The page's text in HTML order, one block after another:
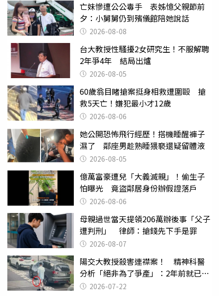
亡妹慘遭公公毒手 表姊憶父親節前
夕：小舅舅仍到殯儀館陪她說話
2026-08-08
台大教授性騷擾2女研究生！不服解聘
2年爭4年 結局出爐
2026-08-05
60歲翁目睹搶案挺身相救遭圍毆 搶
救5天亡！嫌犯最小才12歲
2026-08-06
她公開恐怖飛行經歷！搭機睡醒褲子
濕了 鄰座男趁熟睡猥褻還疑留體液
2026-08-05
億萬富豪遭兒「大義滅親」！偷生子
怕曝光 竟盜鄰居身份辦假證落戶
2026-08-06
母親過世當天提領206萬辦後事「父子
遭判刑」 律師：搶錢先下手是罪
2026-08-07
陽交大教授殺害連襟案！ 精神科醫
分析「絕非為了爭產」：2年前就已言
行詭異
2026-07-22